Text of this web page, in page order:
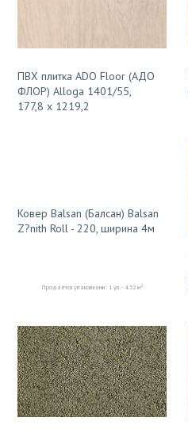
ПВХ плитка ADO Floor (АДО
ФЛОР) Alloga 1401/55,
177,8 х 1219,2
Ковер Balsan (Балсан) Balsan
Z?nith Roll - 220, ширина 4м
Продаётся упаковками: 1 уп. - 4.32 м2